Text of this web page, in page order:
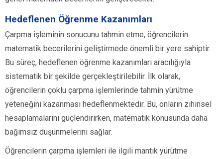
Hedeflenen Öğrenme Kazanımları
Çarpma işleminin sonucunu tahmin etme, öğrencilerin
matematik becerilerini geliştirmede önemli bir yere sahiptir.
Bu süreç, hedeflenen öğrenme kazanımları aracılığıyla
sistematik bir şekilde gerçekleştirilebilir. İlk olarak,
öğrencilerin çoklu çarpma işlemlerinde tahmin yürütme
yeteneğini kazanması hedeflenmektedir. Bu, onların zihinsel
hesaplamalarını güçlendirirken, matematik konusunda daha
bağımsız düşünmelerini sağlar.
Öğrencilerin çarpma işlemleri ile ilgili mantık yürütme